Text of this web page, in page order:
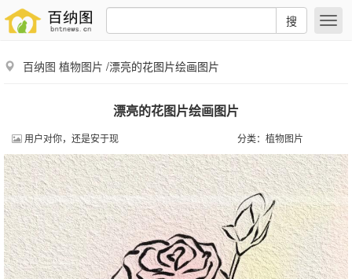
搜
百纳图 植物图片 /漂亮的花图片绘画图片
漂亮的花图片绘画图片
用户对你，还是安于现 分类： 植物图片